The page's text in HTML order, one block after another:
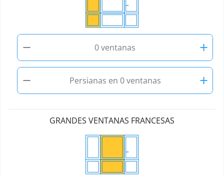
− 0 ventanas
+
−
Persianas en 0 ventanas +
GRANDES VENTANAS FRANCESAS